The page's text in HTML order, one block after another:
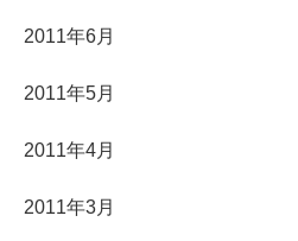
2011年6月
2011年5月
2011年4月
2011年3月